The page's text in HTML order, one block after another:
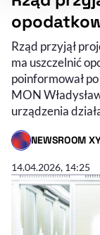
Rząd przyjął
ma uszczelnić
poinformował
MON
urządzenia
NEWSROOM
- AUTOR
14.04.2026, 14:25